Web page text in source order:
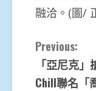
融洽。(圖/
Continue
Reading
Previous:
「亞尼克
Chill聯名「